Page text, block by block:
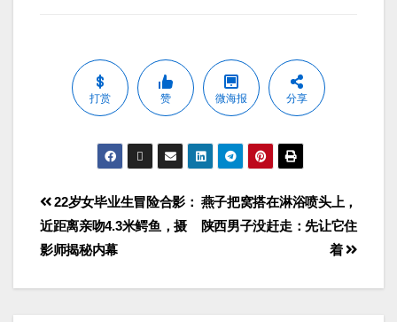
打赏 赞 微海报 分享
燕子把窝搭在淋浴喷头上，
陕西男子没赶走：先让它住
着
22岁女毕业生冒险合影：
近距离亲吻4.3米鳄鱼，摄
影师揭秘内幕